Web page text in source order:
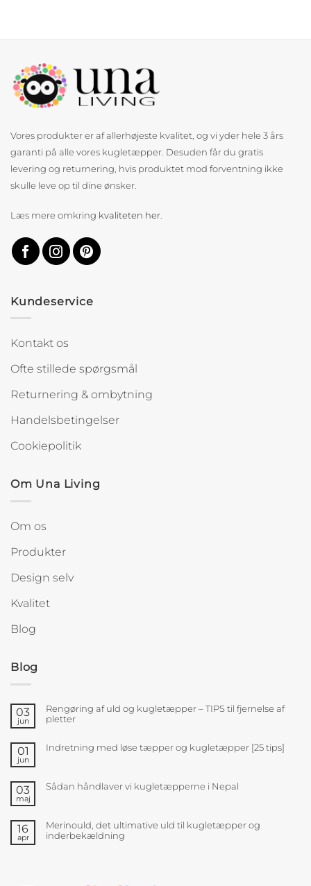
Vores produkter er af allerhøjeste kvalitet, og vi yder hele 3 års
garanti på alle vores kugletæpper. Desuden får du gratis
levering og returnering, hvis produktet mod forventning ikke
skulle leve op til dine ønsker.
Læs mere omkring kvaliteten her.
Kundeservice
Kontakt os
Ofte stillede spørgsmål
Returnering & ombytning
Handelsbetingelser
Cookiepolitik
Om Una Living
Om os
Produkter
Design selv
Kvalitet
Blog
Blog
03
jun
Rengøring af uld og kugletæpper – TIPS til fjernelse af
pletter
01
jun
Indretning med løse tæpper og kugletæpper [25 tips]
03
maj
Sådan håndlaver vi kugletæpperne i Nepal
16
apr
Merinould, det ultimative uld til kugletæpper og
inderbekældning